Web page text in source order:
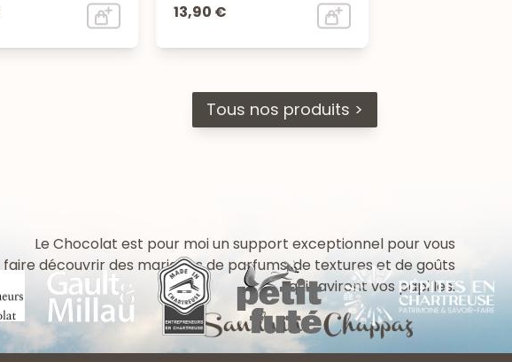
13,90 €
Tous nos produits >
Le Chocolat est pour moi un support exceptionnel pour vous
faire découvrir des mariages de parfums, de textures et de goûts
qui raviront vos papilles.